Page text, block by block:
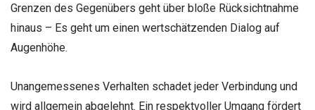
Grenzen des Gegenübers geht über bloße Rücksichtnahme
hinaus – Es geht um einen wertschätzenden Dialog auf
Augenhöhe.
Unangemessenes Verhalten schadet jeder Verbindung und
wird allgemein abgelehnt. Ein respektvoller Umgang fördert